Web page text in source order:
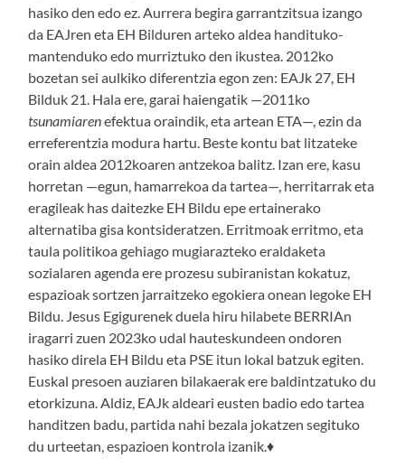
hasiko den edo ez. Aurrera begira garrantzitsua izango
da EAJren eta EH Bilduren arteko aldea handituko-
mantenduko edo murriztuko den ikustea. 2012ko
bozetan sei aulkiko diferentzia egon zen: EAJk 27, EH
Bilduk 21. Hala ere, garai haiengatik —2011ko
tsunamiarenefektua oraindik, eta artean ETA—, ezin da
erreferentzia modura hartu. Beste kontu bat litzateke
orain aldea 2012koaren antzekoa balitz. Izan ere, kasu
horretan —egun, hamarrekoa da tartea—, herritarrak eta
eragileak has daitezke EH Bildu epe ertainerako
alternatiba gisa kontsideratzen. Erritmoak erritmo, eta
taula politikoa gehiago mugiarazteko eraldaketa
sozialaren agenda ere prozesu subiranistan kokatuz,
espazioak sortzen jarraitzeko egokiera onean legoke EH
Bildu. Jesus Egigurenek duela hiru hilabete BERRIAn
iragarri zuen 2023ko udal hauteskundeen ondoren
hasiko direla EH Bildu eta PSE itun lokal batzuk egiten.
Euskal presoen auziaren bilakaerak ere baldintzatuko du
etorkizuna. Aldiz, EAJk aldeari eusten badio edo tartea
handitzen badu, partida nahi bezala jokatzen segituko
du urteetan, espazioen kontrola izanik.♦